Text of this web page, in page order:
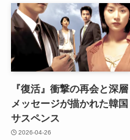
『復活』衝撃の再会と深層
メッセージが描かれた韓国
サスペンス
2026-04-26